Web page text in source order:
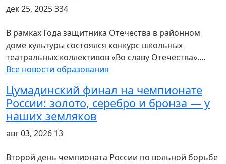
дек 25, 2025334
В рамках Года защитника Отечества в районном
доме культуры состоялся конкурс школьных
театральных коллективов «Во славу Отечества».…
Все новости образования
Цумадинский финал на чемпионате
России: золото, серебро и бронза — у
наших земляков
авг 03, 2026 13
Второй день чемпионата России по вольной борьбе